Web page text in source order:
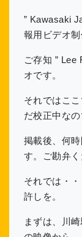
” Kawasaki
報用ビデオ制
ご存知 ” Lee
オです。
それではこ
だ校正中な
掲載後、何
す。ご勘弁く
それでは・
許しを。
まずは、川